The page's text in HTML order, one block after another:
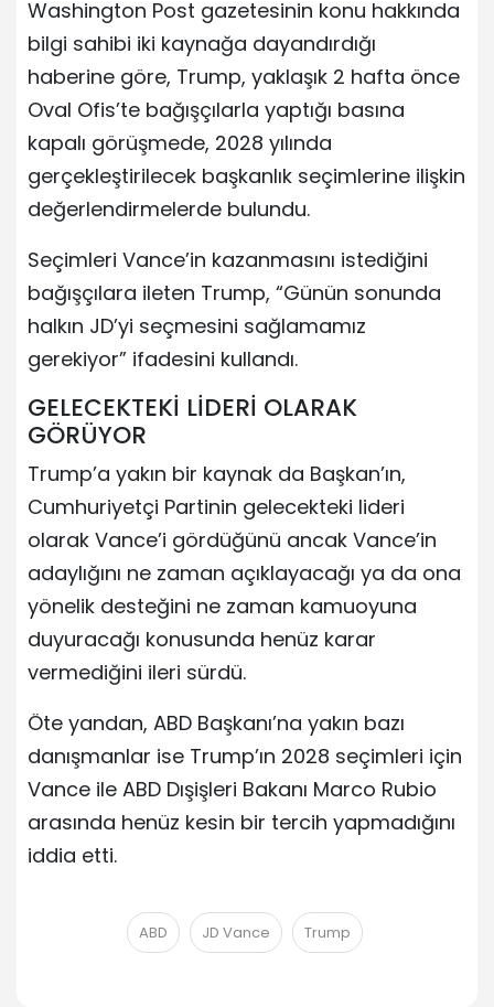
Washington Post gazetesinin konu hakkında
bilgi sahibi iki kaynağa dayandırdığı
haberine göre, Trump, yaklaşık 2 hafta önce
Oval Ofis’te bağışçılarla yaptığı basına
kapalı görüşmede, 2028 yılında
gerçekleştirilecek başkanlık seçimlerine ilişkin
değerlendirmelerde bulundu.
Seçimleri Vance’in kazanmasını istediğini
bağışçılara ileten Trump, “Günün sonunda
halkın JD’yi seçmesini sağlamamız
gerekiyor” ifadesini kullandı.
GELECEKTEKİ LİDERİ OLARAK
GÖRÜYOR
Trump’a yakın bir kaynak da Başkan’ın,
Cumhuriyetçi Partinin gelecekteki lideri
olarak Vance’i gördüğünü ancak Vance’in
adaylığını ne zaman açıklayacağı ya da ona
yönelik desteğini ne zaman kamuoyuna
duyuracağı konusunda henüz karar
vermediğini ileri sürdü.
Öte yandan, ABD Başkanı’na yakın bazı
danışmanlar ise Trump’ın 2028 seçimleri için
Vance ile ABD Dışişleri Bakanı Marco Rubio
arasında henüz kesin bir tercih yapmadığını
iddia etti.
ABD JD Vance Trump